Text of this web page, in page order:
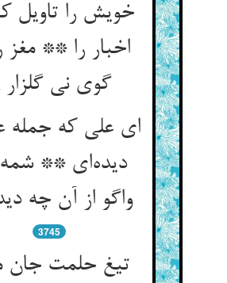
خویش را تاویل
اخبار را ** مغز
گوی نی گلزار
ای علی که جمله
دیده‌‌ای **
3745
تیغ حلمت جان